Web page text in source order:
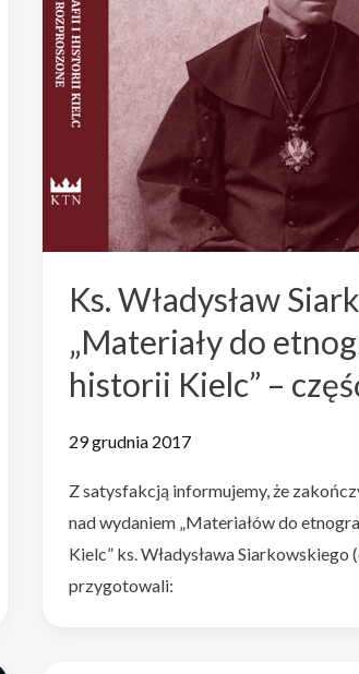
Ks. Władysław
„Materiały do
historii Kielc” –
29 grudnia 2017
Z satysfakcją informujemy, że
nad wydaniem „Materiałów do
Kielc” ks. Władysława Siarkowskiego
przygotowali: